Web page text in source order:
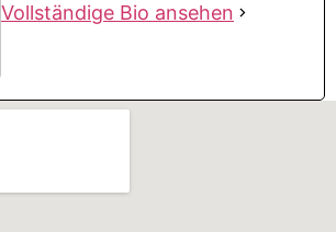
Vollständige Bio ansehen